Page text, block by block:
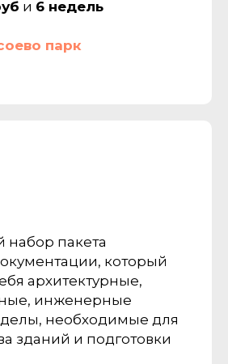
и 6 недель
парк
набор пакета
который
архитектурные,
инженерные
необходимые для
зданий и подготовки